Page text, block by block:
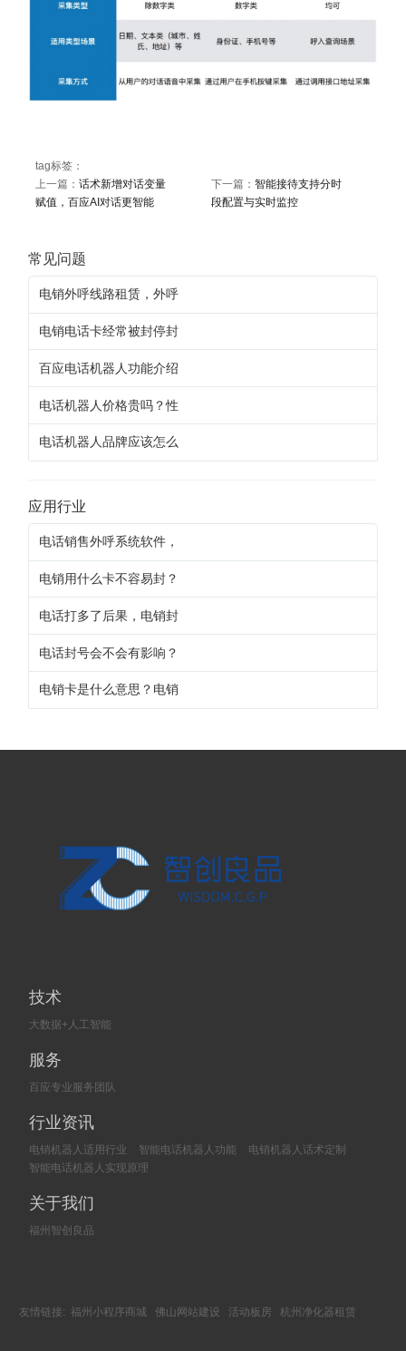
tag标签：
上一篇： 话术新增对话变量
赋值，百应AI对话更智能
下一篇： 智能接待支持分时
段配置与实时监控
常见问题
电销外呼线路租赁，外呼
电销电话卡经常被封停封
百应电话机器人功能介绍
电话机器人价格贵吗？性
电话机器人品牌应该怎么
应用行业
电话销售外呼系统软件，
电销用什么卡不容易封？
电话打多了后果，电销封
电话封号会不会有影响？
电销卡是什么意思？电销
技术
大数据+人工智能
服务
百应专业服务团队
行业资讯
电销机器人适用行业 智能电话机器人功能
电销机器人话术定制
智能电话机器人实现原理
关于我们
福州智创良品
友情链接: 福州小程序商城 佛山网站建设 活动板房 杭州净化器租赁